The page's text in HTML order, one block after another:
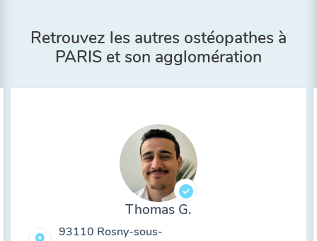
Retrouvez les autres ostéopathes à
PARIS et son agglomération
Thomas G.
93110 Rosny-sous-